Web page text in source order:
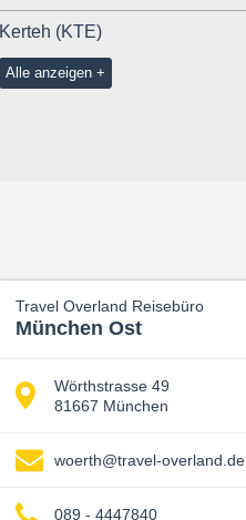
Kerteh (KTE)
Alle anzeigen
Travel Overland Reisebüro
München Ost
Wörthstrasse 49
81667 München
woerth@travel-overland.de
089 - 4447840